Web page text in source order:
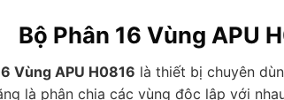
Bộ Phân 16 Vùng APU
Vùng APU H0816 là thiết bị chuyên
là phân chia các vùng độc lập với